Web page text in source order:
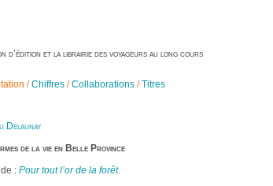
d’édition et la librairie des voyageurs au long cours
/Chiffres /Collaborations /Titres
Delaunay
de la vie en Belle Province
: Pour tout l’or de la forêt.